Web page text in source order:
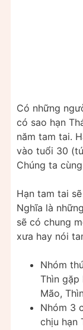
Có những
có sao hạn
năm tam tai.
vào tuổi 30
Chúng ta
Hạn tam tai
Nghĩa là
sẽ có chung
xưa hay nói
Nhóm
Thìn gặp
Mão,
Nhóm 3
chịu hạn